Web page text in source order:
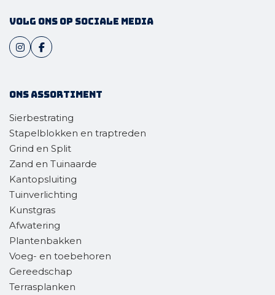
Volg ons op sociale media
Ons assortiment
Sierbestrating
Stapelblokken en traptreden
Grind en Split
Zand en Tuinaarde
Kantopsluiting
Tuinverlichting
Kunstgras
Afwatering
Plantenbakken
Voeg- en toebehoren
Gereedschap
Terrasplanken